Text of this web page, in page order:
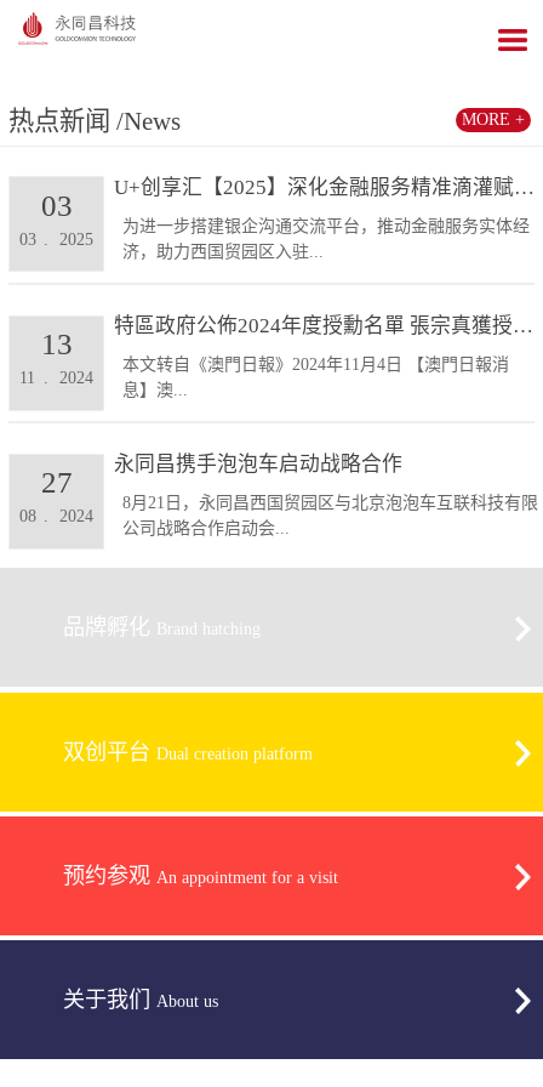
热点新闻 /News
U+创享汇【2025】深化金融服务精准滴灌赋能发展...
为进一步搭建银企沟通交流平台，推动金融服务实体经
济，助力西国贸园区入驻...
03 2025
03
特區政府公佈2024年度授勳名單 張宗真獲授予專業...
本文转自《澳門日報》2024年11月4日 【澳門日報消
息】澳...
11 2024
13
永同昌携手泡泡车启动战略合作
8月21日，永同昌西国贸园区与北京泡泡车互联科技有限
公司战略合作启动会...
08 . 2024
27
MORE +
品牌孵化 Brand hatching
双创平台 Dual creation platform
预约参观 An appointment for a visit
关于我们 About us